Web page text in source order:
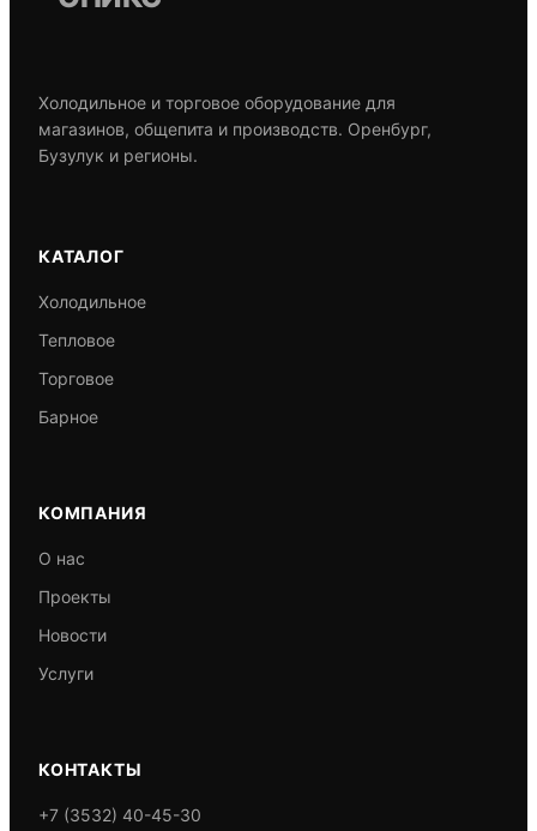
Холодильное и торговое оборудование для
магазинов, общепита и производств. Оренбург,
Бузулук и регионы.
КАТАЛОГ
Холодильное
Тепловое
Торговое
Барное
КОМПАНИЯ
О нас
Проекты
Новости
Услуги
КОНТАКТЫ
+7 (3532) 40-45-30